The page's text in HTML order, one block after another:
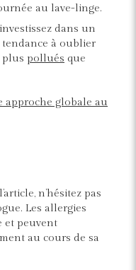
au lave-linge.
dans un
tendance à oublier
plus pollués que
approche globale au
n’hésitez pas
Les allergies
et peuvent
au cours de sa